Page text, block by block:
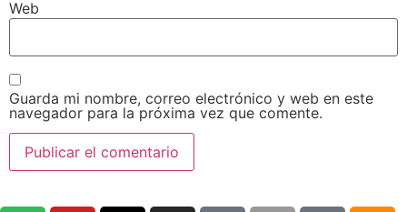
Web
Guarda mi nombre, correo electrónico y web en este
navegador para la próxima vez que comente.